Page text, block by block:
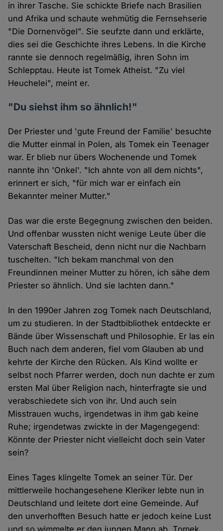
in ihrer Tasche. Sie schickte Briefe nach Brasilien
und Afrika und schaute wehmütig die Fernsehserie
"Die Dornenvögel". Sie seufzte dann und erklärte,
dies sei die Geschichte ihres Lebens. In die Kirche
rannte sie dennoch regelmäßig, ihren Sohn im
Schlepptau. Heute ist Tomek Atheist. "Zu viel
Heuchelei", meint er.
"Du siehst ihm so ähnlich!"
Der Priester und 'gute Freund der Familie' besuchte
die Mutter einmal in Polen, als Tomek ein Teenager
war. Er blieb nur übers Wochenende und Tomek
nannte ihn 'Onkel'. "Ich ahnte von all dem nichts",
erinnert er sich, "für mich war er einfach ein
Bekannter meiner Mutter."
Das war die erste Begegnung zwischen den beiden.
Und offenbar wussten nicht wenige Leute über die
Vaterschaft Bescheid, denn nicht nur die Nachbarn
tuschelten. "Ich bekam manchmal von den
Freundinnen meiner Mutter zu hören, ich sähe dem
Priester so ähnlich. Und sie lachten dann."
In den 1990er Jahren zog Tomek nach Deutschland,
um zu studieren. In der Stadtbibliothek entdeckte er
Bände über Wissenschaft und Philosophie. Er las ein
Buch nach dem anderen, fiel vom Glauben ab und
kehrte der Kirche den Rücken. Als Kind wollte er
selbst noch Pfarrer werden, doch nun dachte er zum
ersten Mal über Religion nach, hinterfragte sie und
verabschiedete sich von ihr. Und auch sein
Misstrauen wuchs, irgendetwas in ihm gab keine
Ruhe; irgendetwas zwickte in der Magengegend:
Könnte der Priester nicht vielleicht doch sein Vater
sein?
Eines Tages klingelte Tomek an seiner Tür. Der
mittlerweile hochangesehene Kleriker lebte nun in
Deutschland und leitete dort eine Gemeinde. Auf
den unverhofften Besuch hatte er jedoch keine Lust